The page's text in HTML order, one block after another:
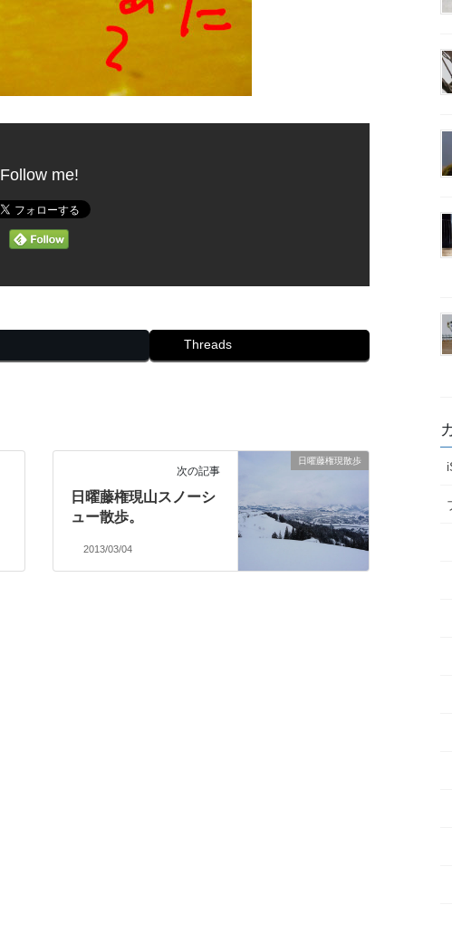
Follow me!
Threads
日曜藤権現散歩
次の記事
日曜藤権現山スノーシ
ュー散歩。
2013/03/04